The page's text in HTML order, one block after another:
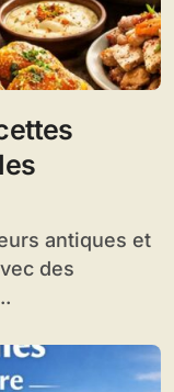
des